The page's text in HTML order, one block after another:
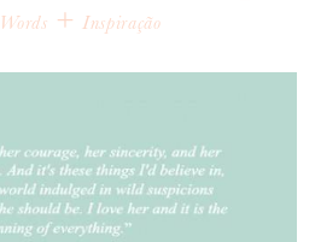
ME AQUI!
CONNOSCO
+ Inspiração